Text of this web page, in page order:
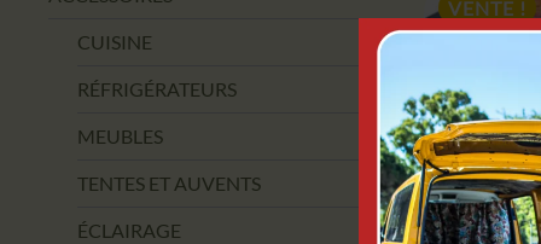
CUISINE
RÉFRIGÉRATEURS
MEUBLES
TENTES ET AUVENTS
ÉCLAIRAGE
VENTE !